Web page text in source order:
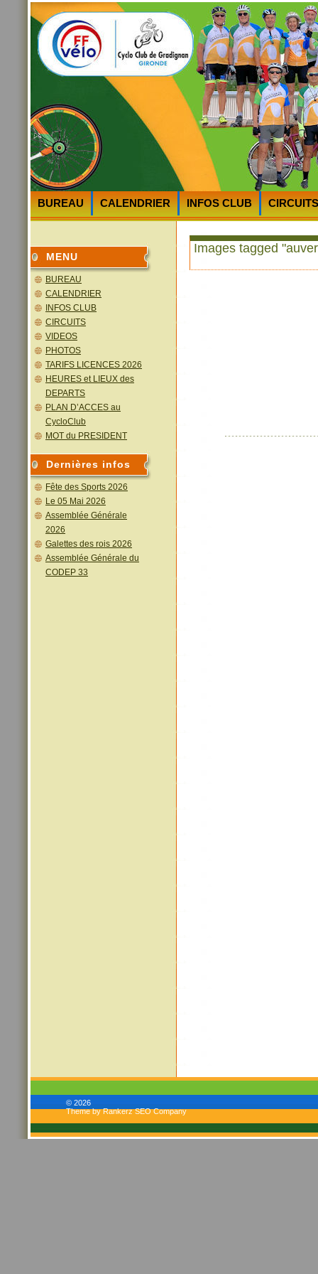
BUREAU CALENDRIER INFOS CLUB
CIRCUITS
MENU
BUREAU
CALENDRIER
INFOS CLUB
CIRCUITS
VIDEOS
PHOTOS
TARIFS LICENCES 2026
HEURES et LIEUX des
DEPARTS
PLAN D’ACCES au
CycloClub
MOT du PRESIDENT
Dernières infos
Fête des Sports 2026
Le 05 Mai 2026
Assemblée Générale
2026
Galettes des rois 2026
Assemblée Générale du
CODEP 33
Images tagged
© 2026
Theme by Rankerz SEO Company